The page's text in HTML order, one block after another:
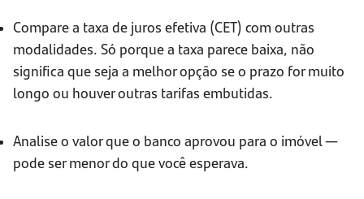
Compare a taxa de juros efetiva (CET) com outras
modalidades. Só porque a taxa parece baixa, não
significa que seja a melhor opção se o prazo for muito
longo ou houver outras tarifas embutidas.
Analise o valor que o banco aprovou para o imóvel —
pode ser menor do que você esperava.